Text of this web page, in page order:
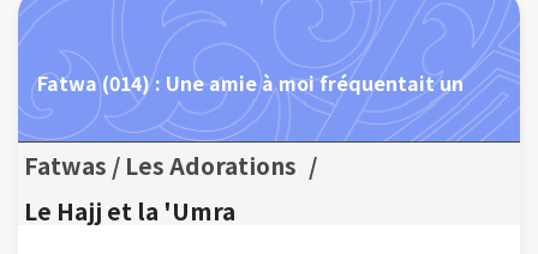
Fatwa (014) : Une amie à moi fréquentait un
Fatwas / Les Adorations /
Le Hajj et la 'Umra